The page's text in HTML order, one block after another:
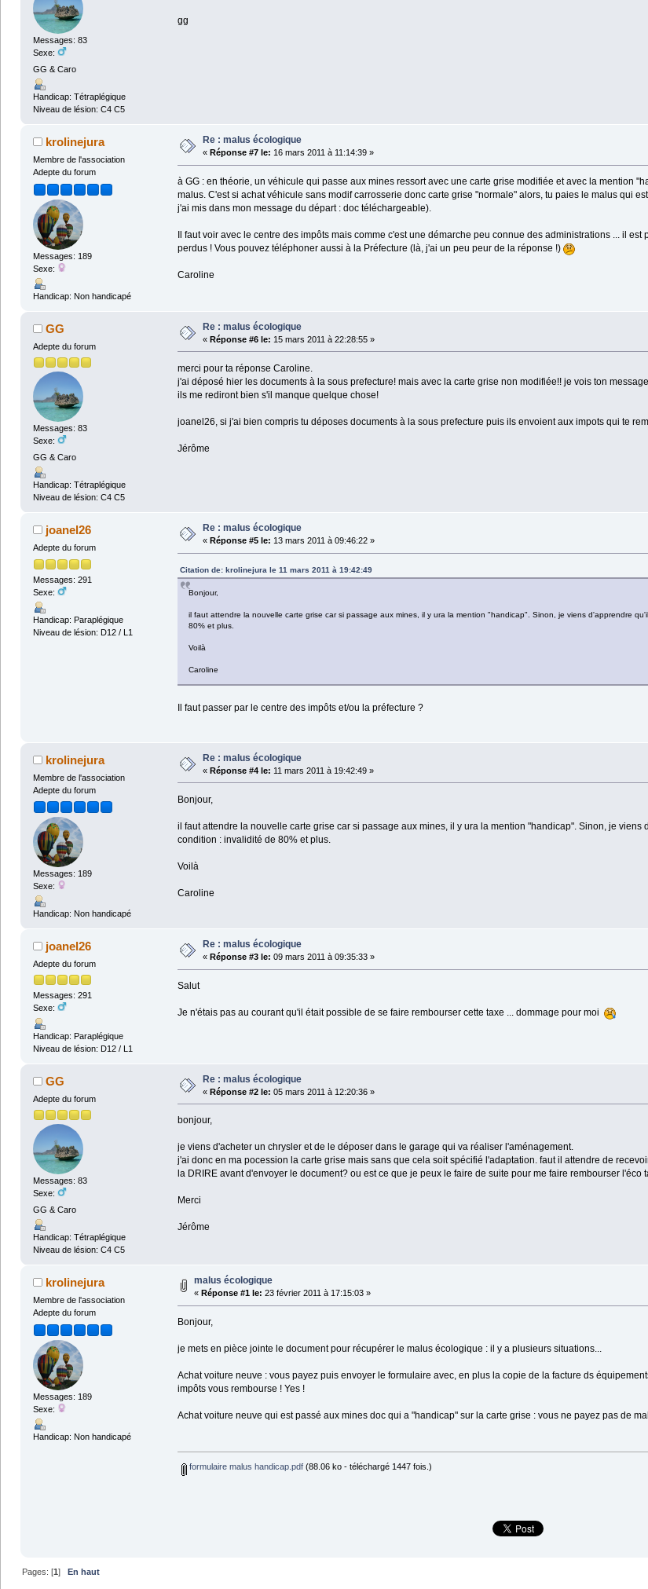
Messages: 83
Sexe:
GG & Caro
Handicap: Tétraplégique
Niveau de lésion: C4 C5
gg
krolinejura
Membre de l'association
Adepte du forum
Messages: 189
Sexe:
Handicap: Non handicapé
Re : malus écologique
« Réponse #7 le: 16 mars 2011 à 11:14:39 »
à GG : en théorie, un véhicule qui passe aux mines ressort avec une carte grise modifiée et avec la mention
malus. C'est si achat véhicule sans modif carrosserie donc carte grise "normale" alors, tu paies le malus qui
j'ai mis dans mon message du départ : doc téléchargeable).
Il faut voir avec le centre des impôts mais comme c'est une démarche peu connue des administrations ... il
perdus ! Vous pouvez téléphoner aussi à la Préfecture (là, j'ai un peu peur de la réponse !)
Caroline
GG
Adepte du forum
Messages: 83
Sexe:
GG & Caro
Handicap: Tétraplégique
Niveau de lésion: C4 C5
Re : malus écologique
« Réponse #6 le: 15 mars 2011 à 22:28:55 »
merci pour ta réponse Caroline.
j'ai déposé hier les documents à la sous prefecture! mais avec la carte grise non modifiée!! je vois ton
ils me rediront bien s'il manque quelque chose!
joanel26, si j'ai bien compris tu déposes documents à la sous prefecture puis ils envoient aux impots qui te
Jérôme
joanel26
Adepte du forum
Messages: 291
Sexe:
Handicap: Paraplégique
Niveau de lésion: D12 / L1
Re : malus écologique
« Réponse #5 le: 13 mars 2011 à 09:46:22 »
Citation de: krolinejura le 11 mars 2011 à 19:42:49
Bonjour,
il faut attendre la nouvelle carte grise car si passage aux mines, il y ura la mention "handicap". Sinon, je viens d'apprendre
80% et plus.
Voilà
Caroline
Il faut passer par le centre des impôts et/ou la préfecture ?
krolinejura
Membre de l'association
Adepte du forum
Messages: 189
Sexe:
Handicap: Non handicapé
Re : malus écologique
« Réponse #4 le: 11 mars 2011 à 19:42:49 »
Bonjour,
il faut attendre la nouvelle carte grise car si passage aux mines, il y ura la mention "handicap". Sinon, je viens
condition : invalidité de 80% et plus.
Voilà
Caroline
joanel26
Adepte du forum
Messages: 291
Sexe:
Handicap: Paraplégique
Niveau de lésion: D12 / L1
Re : malus écologique
« Réponse #3 le: 09 mars 2011 à 09:35:33 »
Salut
Je n'étais pas au courant qu'il était possible de se faire rembourser cette taxe ... dommage pour moi
GG
Adepte du forum
Messages: 83
Sexe:
GG & Caro
Handicap: Tétraplégique
Niveau de lésion: C4 C5
Re : malus écologique
« Réponse #2 le: 05 mars 2011 à 12:20:36 »
bonjour,
je viens d'acheter un chrysler et de le déposer dans le garage qui va réaliser l'aménagement.
j'ai donc en ma pocession la carte grise mais sans que cela soit spécifié l'adaptation. faut il attendre de
la DRIRE avant d'envoyer le document? ou est ce que je peux le faire de suite pour me faire rembourser l'éco
Merci
Jérôme
krolinejura
Membre de l'association
Adepte du forum
Messages: 189
Sexe:
Handicap: Non handicapé
malus écologique
« Réponse #1 le: 23 février 2011 à 17:15:03 »
Bonjour,
je mets en pièce jointe le document pour récupérer le malus écologique : il y a plusieurs situations...
Achat voiture neuve : vous payez puis envoyer le formulaire avec, en plus la copie de la facture ds
impôts vous rembourse ! Yes !
Achat voiture neuve qui est passé aux mines doc qui a "handicap" sur la carte grise : vous ne payez pas de
formulaire malus handicap.pdf(88.06 ko - téléchargé 1447 fois.)
Pages: [1]
En haut